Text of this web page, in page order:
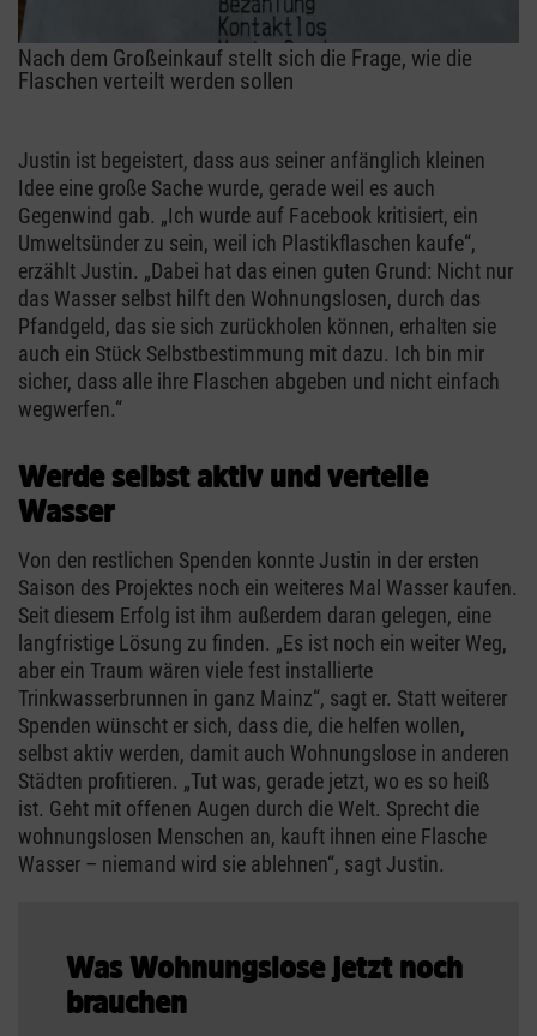
Nach dem Großeinkauf stellt sich die Frage, wie die
Flaschen verteilt werden sollen
Justin ist begeistert, dass aus seiner anfänglich kleinen
Idee eine große Sache wurde, gerade weil es auch
Gegenwind gab. „Ich wurde auf Facebook kritisiert, ein
Umweltsünder zu sein, weil ich Plastikflaschen kaufe“,
erzählt Justin. „Dabei hat das einen guten Grund: Nicht nur
das Wasser selbst hilft den Wohnungslosen, durch das
Pfandgeld, das sie sich zurückholen können, erhalten sie
auch ein Stück Selbstbestimmung mit dazu. Ich bin mir
sicher, dass alle ihre Flaschen abgeben und nicht einfach
wegwerfen.“
Werde selbst aktiv und verteile
Wasser
Von den restlichen Spenden konnte Justin in der ersten
Saison des Projektes noch ein weiteres Mal Wasser kaufen.
Seit diesem Erfolg ist ihm außerdem daran gelegen, eine
langfristige Lösung zu finden. „Es ist noch ein weiter Weg,
aber ein Traum wären viele fest installierte
Trinkwasserbrunnen in ganz Mainz“, sagt er. Statt weiterer
Spenden wünscht er sich, dass die, die helfen wollen,
selbst aktiv werden, damit auch Wohnungslose in anderen
Städten profitieren. „Tut was, gerade jetzt, wo es so heiß
ist. Geht mit offenen Augen durch die Welt. Sprecht die
wohnungslosen Menschen an, kauft ihnen eine Flasche
Wasser – niemand wird sie ablehnen“, sagt Justin.
Was Wohnungslose jetzt noch
brauchen